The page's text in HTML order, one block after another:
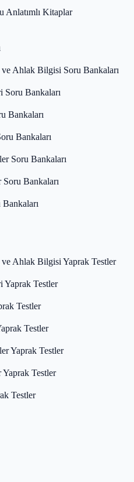
Anlatımlı Kitaplar
Ahlak Bilgisi Soru Bankaları
Soru Bankaları
Bankaları
Bankaları
Soru Bankaları
Soru Bankaları
Bankaları
Ahlak Bilgisi Yaprak Testler
Yaprak Testler
Testler
Testler
Yaprak Testler
Yaprak Testler
Testler